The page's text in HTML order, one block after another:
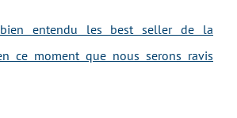
bien entendu les best seller de la
ce moment que nous serons ravis